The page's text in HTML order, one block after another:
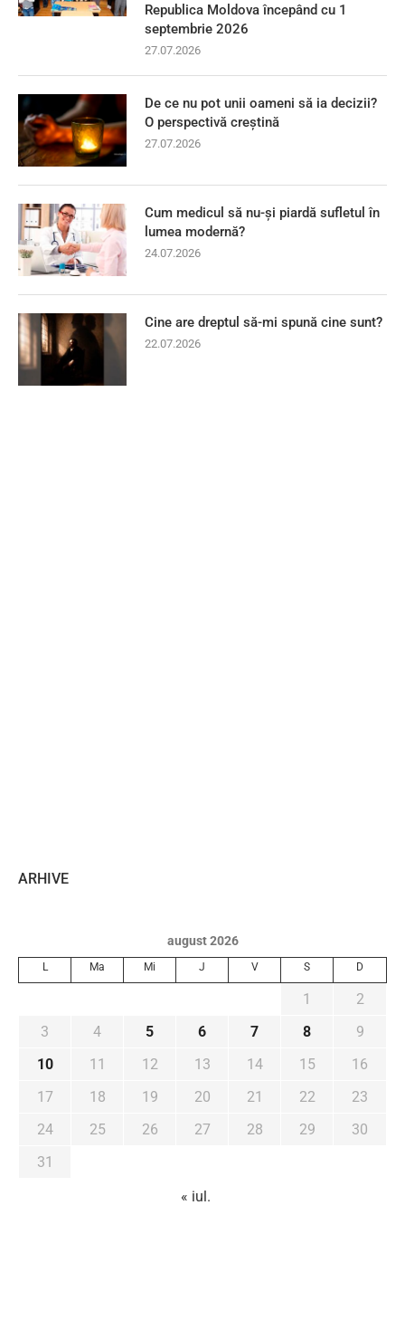
Republica Moldova începând cu 1
septembrie 2026
27.07.2026
De ce nu pot unii oameni să ia decizii?
O perspectivă creștină
27.07.2026
Cum medicul să nu-și piardă sufletul în
lumea modernă?
24.07.2026
Cine are dreptul să-mi spună cine sunt?
22.07.2026
ARHIVE
august 2026
L Ma Mi J V S D
1
2
3
4 5 6 7 8
9
10
11 12 13 14 15
16
17
18 19 20 21 22
23
24
25 26 27 28 29
30
31
« iul.